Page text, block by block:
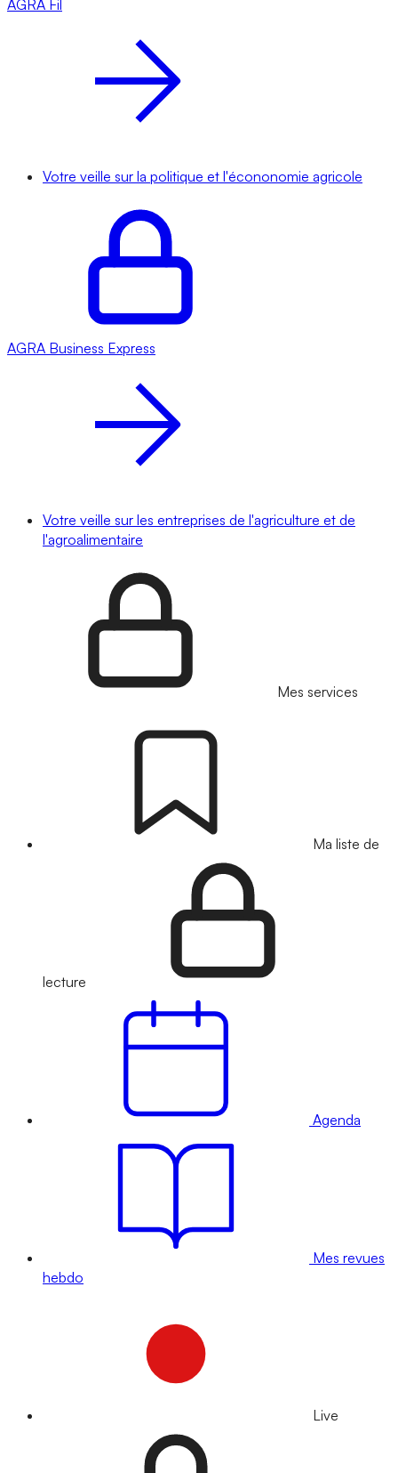
AGRA Fil
Votre veille sur la politique et l'écononomie agricole
AGRA Business Express
Votre veille sur les entreprises de l'agriculture et de
l'agroalimentaire
Mes services
Ma liste de
lecture
Agenda
Mes revues
hebdo
Live